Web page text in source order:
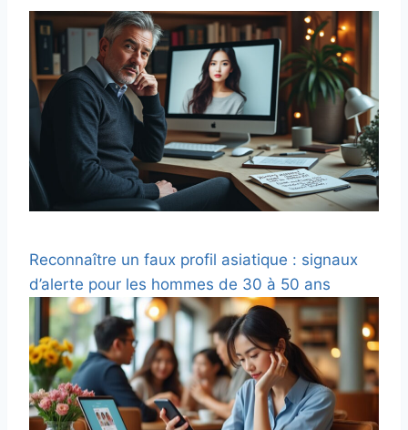
Reconnaître un faux profil asiatique : signaux
d’alerte pour les hommes de 30 à 50 ans